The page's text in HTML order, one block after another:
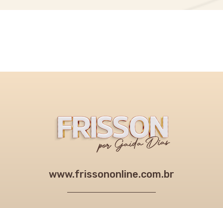
www.frissononline.com.br